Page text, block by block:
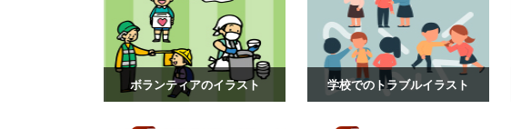
ボランティアのイラスト 学校でのトラブルイラスト